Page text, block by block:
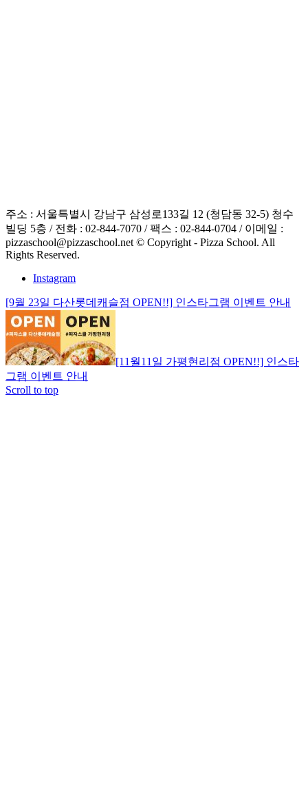
주소 : 서울특별시 강남구 삼성로133길 12 (청담동 32-5) 청수
빌딩 5층 / 전화 : 02-844-7070 / 팩스 : 02-844-0704 / 이메일 :
pizzaschool@pizzaschool.net © Copyright - Pizza School. All
Rights Reserved.
Instagram
[9월 23일 다산롯데캐슬점 OPEN!!] 인스타그램 이벤트 안내
[11월11일 가평현리점 OPEN!!] 인스타
그램 이벤트 안내
Scroll to top